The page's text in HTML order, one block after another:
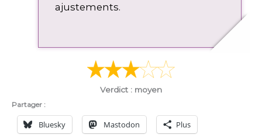
ajustements.
Verdict : moyen
Partager :
Bluesky Mastodon Plus